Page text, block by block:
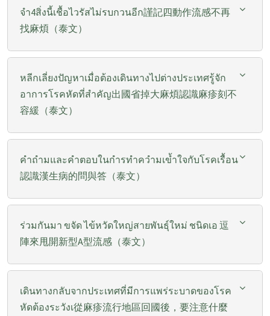
จำ4สิ่งนี้เชื้อไวรัสไม่รบกวนอีก謹記四動作流感不再
找麻煩（泰文）
หลีกเลี่ยงปัญหาเมื่อต้องเดินทางไปต่างประเทศรู้จัก
อาการโรคหัดที่สำคัญ出國省掉大麻煩認識麻疹刻不
容緩（泰文）
คำถำมและคำตอบในกำรทำควำมเข้ำใจกับโรคเรื้อน
認識漢生病的問與答（泰文）
ร่วมกันมา ขจัด ไข้หวัดใหญ่สายพันธุ์ใหม่ ชนิดเอ 逗
陣來甩開新型A型流感（泰文）
เดินทางกลับจากประเทศที่มีการแพร่ระบาดของโรค
หัดต้องระวังเ從麻疹流行地區回國後，要注意什麼